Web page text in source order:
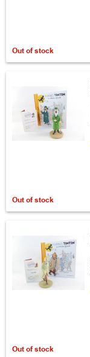
Out of stock
Out of stock
Out of stock